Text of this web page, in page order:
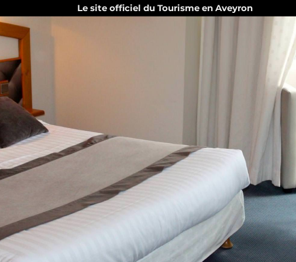
Le site officiel du Tourisme en Aveyron